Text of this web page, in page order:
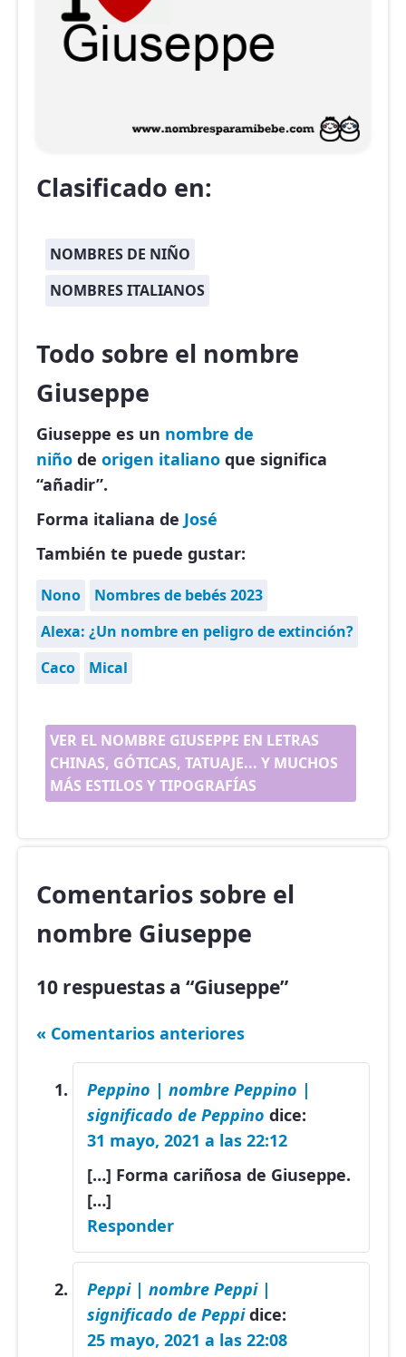
Clasificado en:
NOMBRES DE NIÑO
NOMBRES ITALIANOS
Todo sobre el nombre
Giuseppe
Giuseppe es un nombre de
niño de origen italiano que significa
“añadir”.
Forma italiana de José
También te puede gustar:
Nono
Nombres de bebés 2023
Alexa: ¿Un nombre en peligro de extinción?
Caco
Mical
VER EL NOMBRE GIUSEPPE EN LETRAS
CHINAS, GÓTICAS, TATUAJE... Y MUCHOS
MÁS ESTILOS Y TIPOGRAFÍAS
Comentarios sobre el
nombre Giuseppe
10 respuestas a “Giuseppe”
« Comentarios anteriores
Peppino | nombre Peppino |
significado de Peppino dice:
31 mayo, 2021 a las 22:12
[…] Forma cariñosa de Giuseppe.
[…]
Responder
Peppi | nombre Peppi |
significado de Peppi dice:
25 mayo, 2021 a las 22:08